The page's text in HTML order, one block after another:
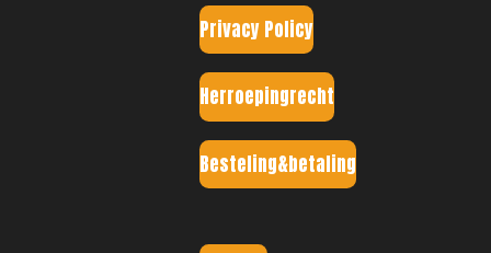
Privacy Policy
Herroepingrecht
Besteling&betaling